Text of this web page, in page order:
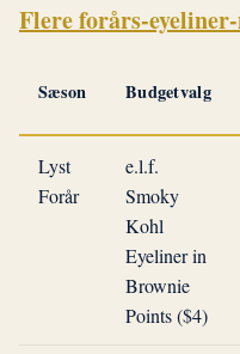
Flere forårs-
Sæson Budgetvalg
Lyst
Forår
e.l.f.
Smoky
Kohl
Eyeliner in
Brownie
Points ($4)